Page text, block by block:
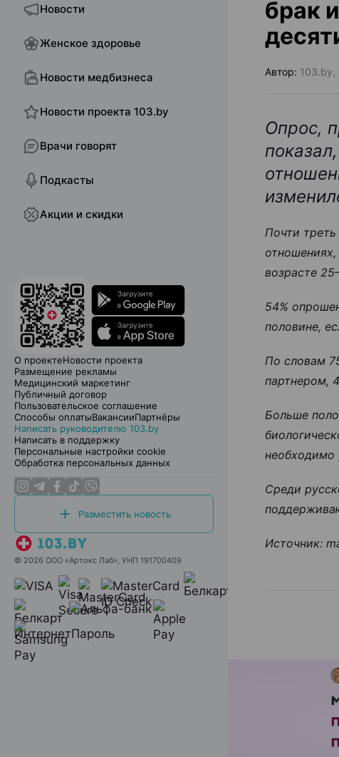
Новости
Женское здоровье
Новости медбизнеса
Новости проекта 103.by
Врачи говорят
Подкасты
Акции и скидки
О проектеНовости проекта
Размещение рекламы
Медицинский маркетинг
Публичный договор
Пользовательское соглашение
Способы оплатыВакансииПартнёры
Написать руководителю 103.by
Написать в поддержку
Персональные настройки cookie
Обработка персональных данных
Разместить новость
© 2026 ООО «Артокс Лаб», УНП 191700409
брак
Автор: 103.by,
Опрос,
Почти треть
возрасте
54%
половине,
По словам
партнером,
Больше
необходимо
Среди
Источник: